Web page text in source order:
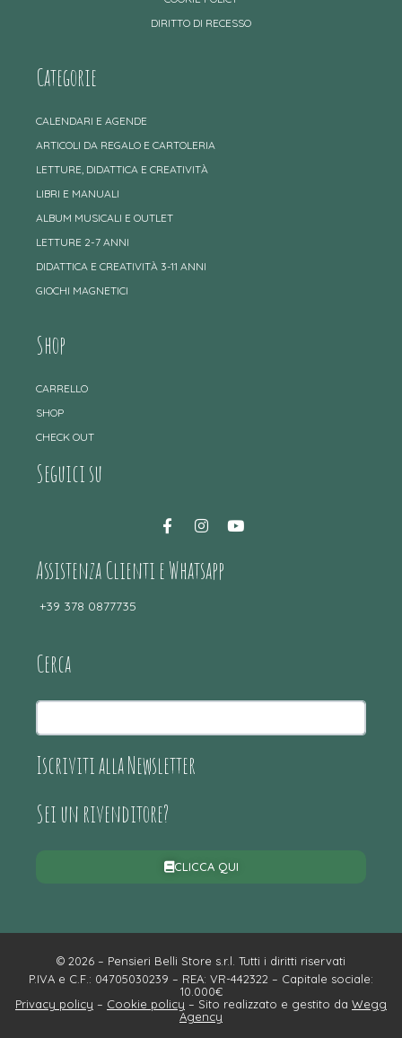
DIRITTO DI RECESSO
Categorie
CALENDARI E AGENDE
ARTICOLI DA REGALO E CARTOLERIA
LETTURE, DIDATTICA E CREATIVITÀ
LIBRI E MANUALI
ALBUM MUSICALI E OUTLET
LETTURE 2-7 ANNI
DIDATTICA E CREATIVITÀ 3-11 ANNI
GIOCHI MAGNETICI
Shop
CARRELLO
SHOP
CHECK OUT
Seguici su
Assistenza Clienti e Whatsapp
+39 378 0877735
Cerca
Iscriviti alla Newsletter
Sei un rivenditore?
CLICCA QUI
© 2026 – Pensieri Belli Store s.r.l. Tutti i diritti riservati
P.IVA e C.F.: 04705030239 – REA: VR-442322 – Capitale sociale:
10.000€
Privacy policy – Cookie policy – Sito realizzato e gestito da Wegg
Agency